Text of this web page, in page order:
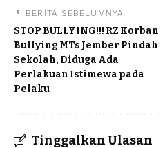
BERITA SEBELUMNYA
STOP BULLYING!!! RZ Korban
Bullying MTs Jember Pindah
Sekolah, Diduga Ada
Perlakuan Istimewa pada
Pelaku
Tinggalkan Ulasan